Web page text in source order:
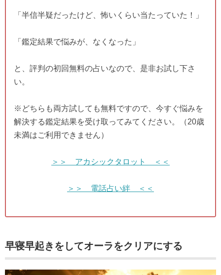
「半信半疑だったけど、怖いくらい当たっていた！」
「鑑定結果で悩みが、なくなった」
と、評判の初回無料の占いなので、是非お試し下さ
い。
※どちらも両方試しても無料ですので、今すぐ悩みを
解決する鑑定結果を受け取ってみてください。（20歳
未満はご利用できません）
＞＞ アカシックタロット ＜＜
＞＞ 電話占い絆 ＜＜
早寝早起きをしてオーラをクリアにする